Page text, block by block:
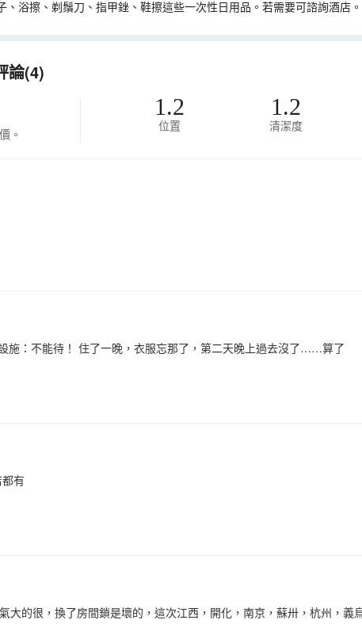
浴擦、剃鬚刀、指甲銼、鞋擦這些一次性日用品。若需要可諮詢酒店。
論(4)
。
1.2
位置
1.2
清潔度
施：不能待！ 住了一晚，衣服忘那了，第二天晚上過去沒了……算了
有
大的很，換了房間鎖是壞的，這次江西，開化，南京，蘇卅，杭州，義